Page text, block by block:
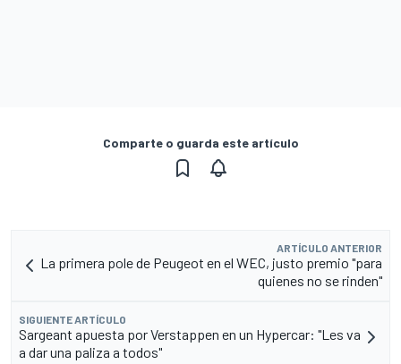
Comparte o guarda este artículo
ARTÍCULO ANTERIOR
La primera pole de Peugeot en el WEC, justo premio "para
quienes no se rinden"
SIGUIENTE ARTÍCULO
Sargeant apuesta por Verstappen en un Hypercar: "Les va
a dar una paliza a todos"